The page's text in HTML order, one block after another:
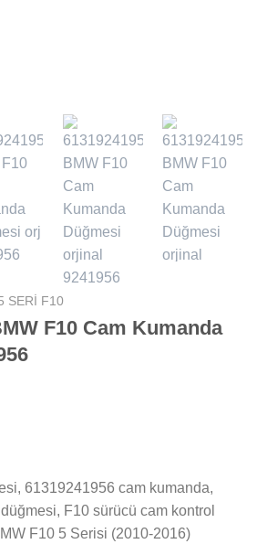
SERI F10
F10 Cam Kumanda
61319241956 cam kumanda,
F10 sürücü cam kontrol
F10 5 Serisi (2010-2016)